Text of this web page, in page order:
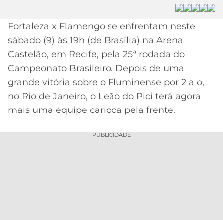
BETBOOM
CÓDIGO
INDICAÇÃO
BET365
CÓDIGO
PALMEIRAS
CORINTHIANS
SÃO
PAULO
SANTOS
SÉRIE
LIBERTADORES
COPA
DO
BRASIL
ESPORTIVA
MERCADO
BOLA
PALPITES
Acesse o perfil do autor
no Twitter
Fortaleza x Flamengo se enfrentam neste
sábado (9) às 19h (de Brasília) na Arena
Castelão, em Recife, pela 25ª rodada do
Campeonato Brasileiro. Depois de uma
grande vitória sobre o Fluminense por 2 a o,
no Rio de Janeiro, o Leão do Pici terá agora
mais uma equipe carioca pela frente.
PUBLICIDADE